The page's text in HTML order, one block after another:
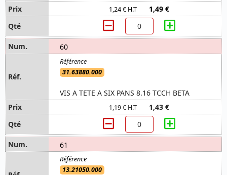
1,24 € H.T 1,49 €
60
31.63880.000
VIS A TETE A SIX PANS 8.16 TCCH BETA
1,19 € H.T 1,43 €
61
13.21050.000